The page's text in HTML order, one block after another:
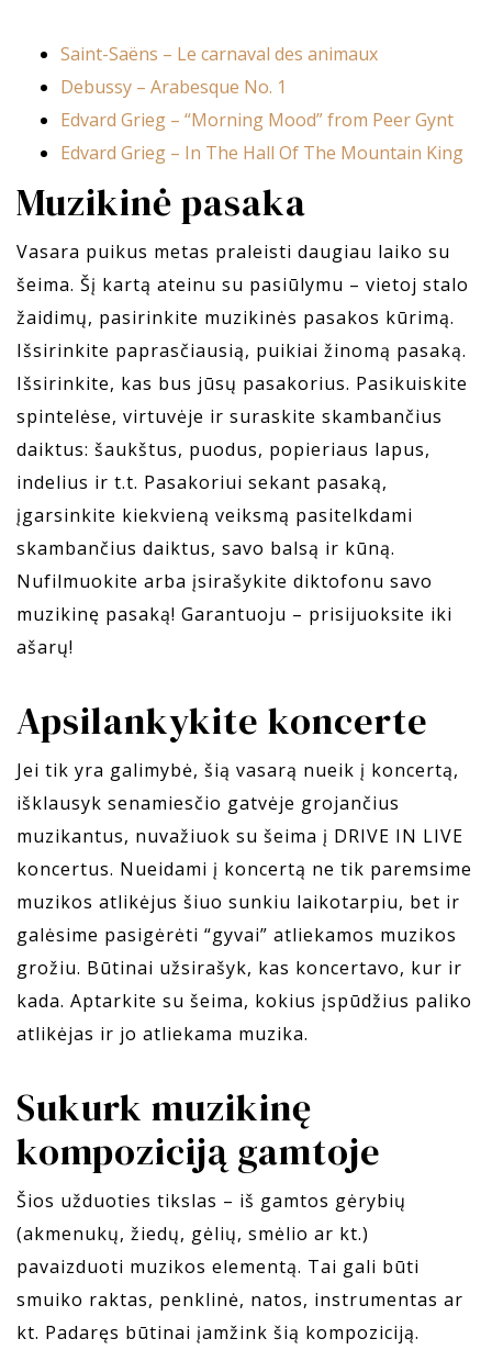
Saint-Saëns – Le carnaval des animaux
Debussy – Arabesque No. 1
Edvard Grieg – “Morning Mood” from Peer Gynt
Edvard Grieg – In The Hall Of The Mountain King
Muzikinė pasaka
Vasara puikus metas praleisti daugiau laiko su
šeima. Šį kartą ateinu su pasiūlymu – vietoj stalo
žaidimų, pasirinkite muzikinės pasakos kūrimą.
Išsirinkite paprasčiausią, puikiai žinomą pasaką.
Išsirinkite, kas bus jūsų pasakorius. Pasikuiskite
spintelėse, virtuvėje ir suraskite skambančius
daiktus: šaukštus, puodus, popieriaus lapus,
indelius ir t.t. Pasakoriui sekant pasaką,
įgarsinkite kiekvieną veiksmą pasitelkdami
skambančius daiktus, savo balsą ir kūną.
Nufilmuokite arba įsirašykite diktofonu savo
muzikinę pasaką! Garantuoju – prisijuoksite iki
ašarų!
Apsilankykite koncerte
Jei tik yra galimybė, šią vasarą nueik į koncertą,
išklausyk senamiesčio gatvėje grojančius
muzikantus, nuvažiuok su šeima į DRIVE IN LIVE
koncertus. Nueidami į koncertą ne tik paremsime
muzikos atlikėjus šiuo sunkiu laikotarpiu, bet ir
galėsime pasigėrėti “gyvai” atliekamos muzikos
grožiu. Būtinai užsirašyk, kas koncertavo, kur ir
kada. Aptarkite su šeima, kokius įspūdžius paliko
atlikėjas ir jo atliekama muzika.
Sukurk muzikinę
kompoziciją gamtoje
Šios užduoties tikslas – iš gamtos gėrybių
(akmenukų, žiedų, gėlių, smėlio ar kt.)
pavaizduoti muzikos elementą. Tai gali būti
smuiko raktas, penklinė, natos, instrumentas ar
kt. Padaręs būtinai įamžink šią kompoziciją.